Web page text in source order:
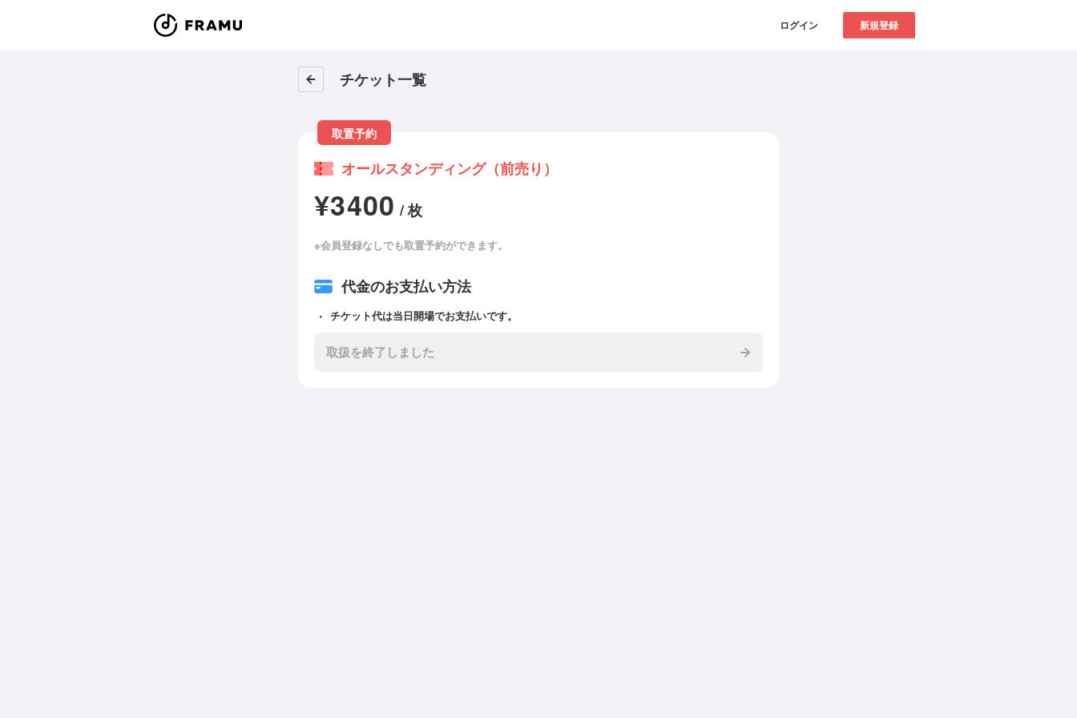
ログイン 新規登録
チケット一覧
取置予約
オールスタンディング（前売り）
¥3400 / 枚
※会員登録なしでも取置予約ができます。
代金のお支払い方法
チケット代は当日開場でお支払いです。
取扱を終了しました